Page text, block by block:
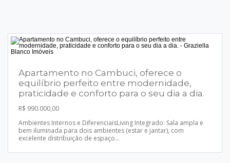
Apartamento no Cambuci, oferece o
equilíbrio perfeito entre modernidade,
praticidade e conforto para o seu dia a dia.
R$ 990.000,00
Ambientes Internos e DiferenciaisLiving Integrado: Sala ampla e
bem iluminada para dois ambientes (estar e jantar), com
excelente distribuição de espaço...